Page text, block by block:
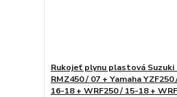
Rukojeť plynu plastová Suzuki
RMZ450 / 07 + Yamaha
16-18 + WRF250 / 15-18 +